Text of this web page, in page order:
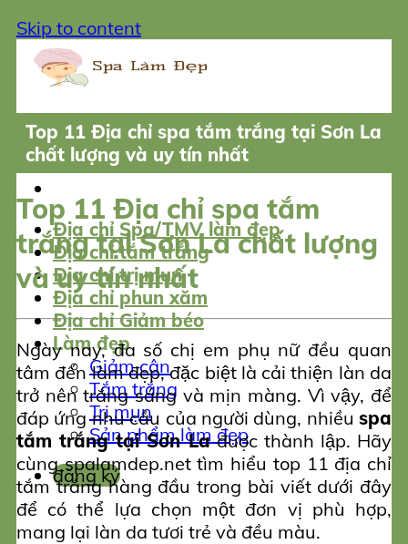
Skip to content
Địa chỉ Spa/TMV làm đẹp
Địa chỉ tắm trắng
Địa chỉ trị mụn
Địa chỉ phun xăm
Địa chỉ Giảm béo
Làm đẹp
Giảm cân
Tắm trắng
Trị mụn
Sản phẩm làm đẹp
đăng ký
Top 11 Địa chỉ spa tắm trắng tại Sơn La
chất lượng và uy tín nhất
Top 11 Địa chỉ spa tắm
trắng tại Sơn La chất lượng
và uy tín nhất
Ngày nay, đa số chị em phụ nữ đều quan
tâm đến làm đẹp, đặc biệt là cải thiện làn da
trở nên trắng sáng và mịn màng. Vì vậy, để
đáp ứng nhu cầu của người dùng, nhiều spa
tắm trắng tại Sơn Lađược thành lập. Hãy
cùng spalamdep.net tìm hiểu top 11 địa chỉ
tắm trắng hàng đầu trong bài viết dưới đây
để có thể lựa chọn một đơn vị phù hợp,
mang lại làn da tươi trẻ và đều màu.